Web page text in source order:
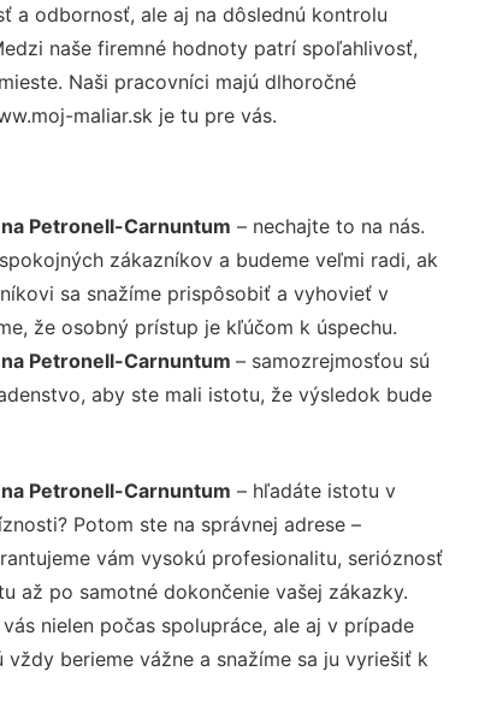
a odbornosť, ale aj na dôslednú kontrolu
naše firemné hodnoty patrí spoľahlivosť,
Naši pracovníci majú dlhoročné
maliar.sk je tu pre vás.
Petronell-Carnuntum – nechajte to na nás.
zákazníkov a budeme veľmi radi, ak
sa snažíme prispôsobiť a vyhovieť v
že osobný prístup je kľúčom k úspechu.
Petronell-Carnuntum – samozrejmosťou sú
aby ste mali istotu, že výsledok bude
Petronell-Carnuntum – hľadáte istotu v
Potom ste na správnej adrese –
vám vysokú profesionalitu, serióznosť
až po samotné dokončenie vašej zákazky.
nielen počas spolupráce, ale aj v prípade
berieme vážne a snažíme sa ju vyriešiť k